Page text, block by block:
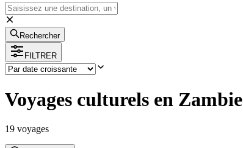
Rechercher
FILTRER
Voyages culturels en Zambie
19 voyages